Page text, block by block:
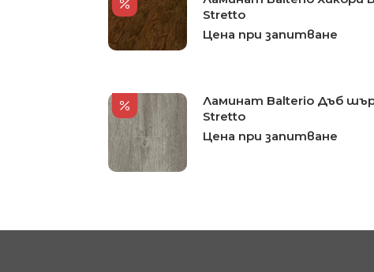
Stretto
Цена при запитване
Ламинат Balterio Дъб
Stretto
Цена при запитване